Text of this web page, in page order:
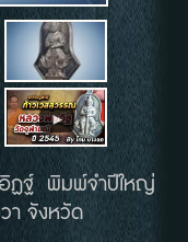
ฏฐ์ พิมพ์จำปีใหญ่
า จังหวัด